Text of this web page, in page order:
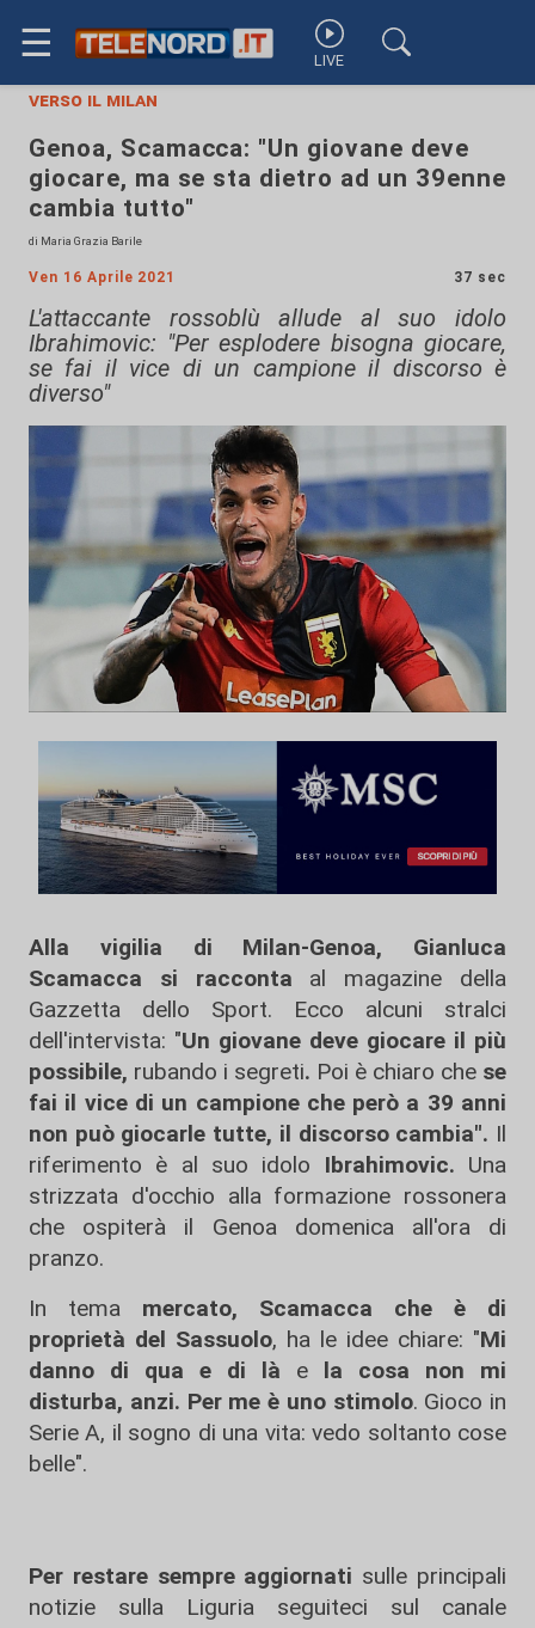
☰ LIVE
verso il milan
Genoa, Scamacca: "Un giovane deve
giocare, ma se sta dietro ad un 39enne
cambia tutto"
di Maria Grazia Barile
Ven 16 Aprile 2021 37 sec
L'attaccante rossoblù allude al suo idolo
Ibrahimovic: "Per esplodere bisogna giocare,
se fai il vice di un campione il discorso è
diverso"
Alla vigilia di Milan-Genoa, Gianluca
Scamacca si racconta al magazine della
Gazzetta dello Sport. Ecco alcuni stralci
dell'intervista: "Un giovane deve giocare il più
possibile, rubando i segreti. Poi è chiaro che se
fai il vice di un campione che però a 39 anni
non può giocarle tutte, il discorso cambia". Il
riferimento è al suo idolo Ibrahimovic. Una
strizzata d'occhio alla formazione rossonera
che ospiterà il Genoa domenica all'ora di
pranzo.
In tema mercato, Scamacca che è di
proprietà del Sassuolo, ha le idee chiare: "Mi
danno di qua e di là e la cosa non mi
disturba, anzi. Per me è uno stimolo. Gioco in
Serie A, il sogno di una vita: vedo soltanto cose
belle".
Per restare sempre aggiornati sulle principali
notizie sulla Liguria seguiteci sul canale